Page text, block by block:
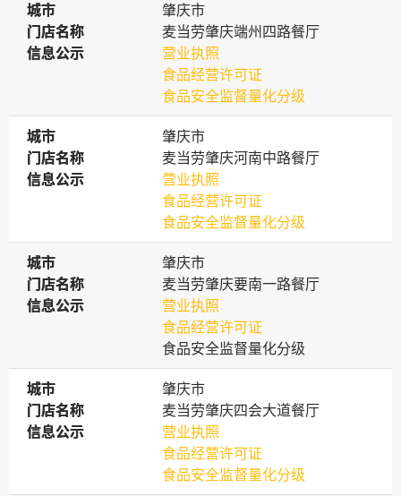
城市
城市
肇庆市
门店名称
门店名称
麦当劳肇庆端州四路餐厅
信息公示
信息公示
营业执照
食品经营许可证
食品安全监督量化分级
城市
城市
肇庆市
门店名称
门店名称
麦当劳肇庆河南中路餐厅
信息公示
信息公示
营业执照
食品经营许可证
食品安全监督量化分级
城市
城市
肇庆市
门店名称
门店名称
麦当劳肇庆要南一路餐厅
信息公示
信息公示
营业执照
食品经营许可证
食品安全监督量化分级
城市
城市
肇庆市
门店名称
门店名称
麦当劳肇庆四会大道餐厅
信息公示
信息公示
营业执照
食品经营许可证
食品安全监督量化分级